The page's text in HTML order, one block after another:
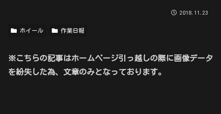
2018.11.23
ホイール 作業日報
※こちらの記事はホームページ引っ越しの際に画像データ
を紛失した為、文章のみとなっております。